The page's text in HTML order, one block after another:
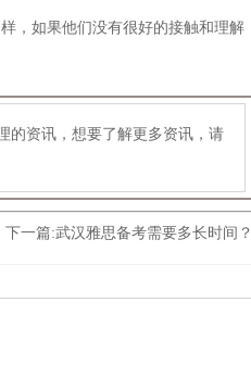
，如果他们没有很好的接触和理解
的资讯，想要了解更多资讯，请
下一篇:武汉雅思备考需要多长时间？